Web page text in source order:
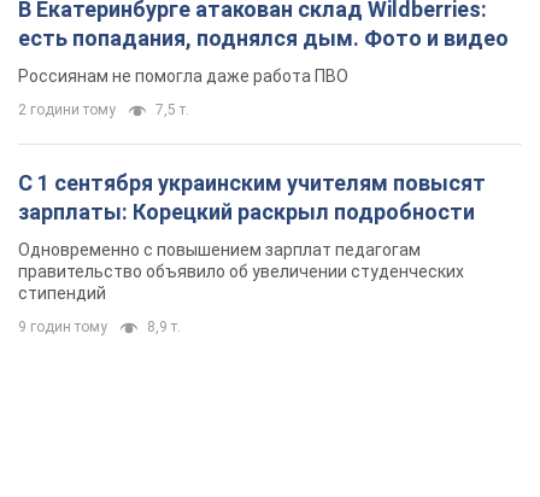
Одновременно с повышением зарплат педагогам
правительство объявило об увеличении студенческих